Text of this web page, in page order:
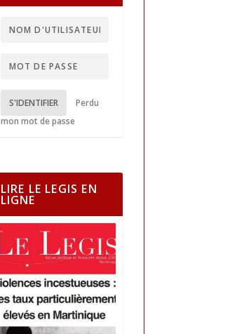
S'IDENTIFIER
Perdu
mon mot de passe
LIRE LE LEGIS EN
LIGNE